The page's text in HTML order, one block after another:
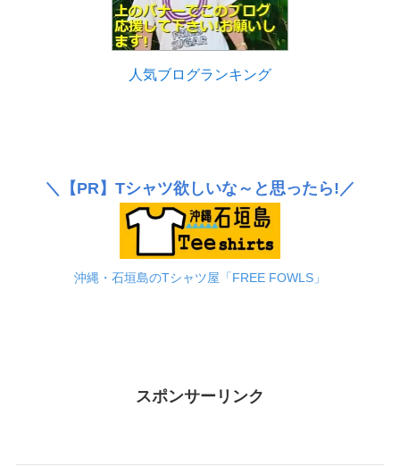
人気ブログランキング
＼ 【PR】 Tシャツ欲しいな～と思ったら!／
沖縄・石垣島のTシャツ屋「FREE FOWLS」
スポンサーリンク